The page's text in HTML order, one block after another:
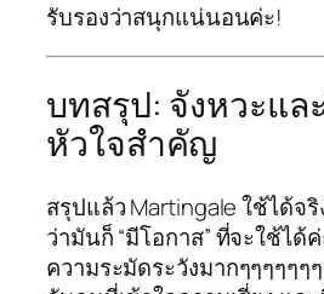
รับรองว่าสนุกแน่นอนค่ะ!
บทสรุป: จังหวะแล
หัวใจสำคัญ
สรุปแล้ว Martingale ใช้ได้จ
ว่ามันก็ “มีโอกาส” ที่จะใช้ได้
ความระมัดระวังมากๆๆๆๆๆๆ